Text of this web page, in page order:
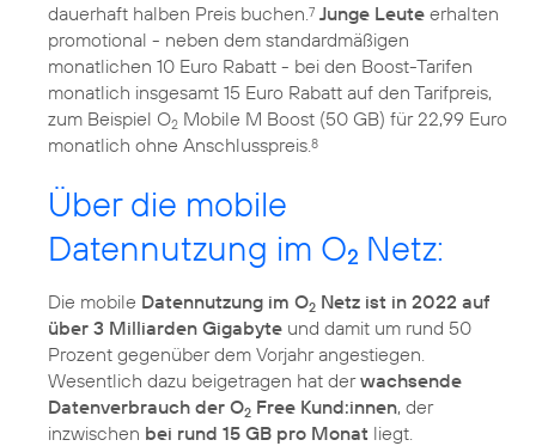
dauerhaft halben Preis buchen. 7 Junge Leute erhalten
promotional - neben dem standardmäßigen
monatlichen 10 Euro Rabatt - bei den Boost-Tarifen
monatlich insgesamt 15 Euro Rabatt auf den Tarifpreis,
zum Beispiel O2 Mobile M Boost (50 GB) für 22,99 Euro
monatlich ohne Anschlusspreis. 8
Über die mobile
Datennutzung im O2 Netz:
Die mobile Datennutzung im O2 Netz ist in 2022 auf
über 3 Milliarden Gigabyte und damit um rund 50
Prozent gegenüber dem Vorjahr angestiegen.
Wesentlich dazu beigetragen hat derwachsende
Datenverbrauch der O2 Free Kund:innen, der
inzwischen bei rund 15 GB pro Monat liegt.